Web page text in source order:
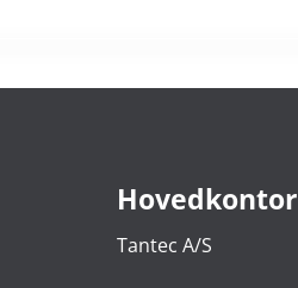
Hovedkontor
Tantec A/S